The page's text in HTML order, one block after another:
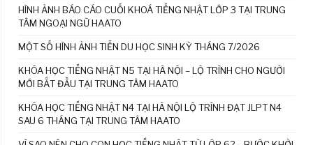
HÌNH ẢNH BÁO CÁO CUỐI KHOÁ TIẾNG NHẬT LỚP 3 TẠI TRUNG
TÂM NGOẠI NGỮ HAATO
MỘT SỐ HÌNH ẢNH TIỄN DU HỌC SINH KỲ THÁNG 7/2026
KHÓA HỌC TIẾNG NHẬT N5 TẠI HÀ NỘI – LỘ TRÌNH CHO NGƯỜI
MỚI BẮT ĐẦU TẠI TRUNG TÂM HAATO
KHÓA HỌC TIẾNG NHẬT N4 TẠI HÀ NỘI LỘ TRÌNH ĐẠT JLPT N4
SAU 6 THÁNG TẠI TRUNG TÂM HAATO